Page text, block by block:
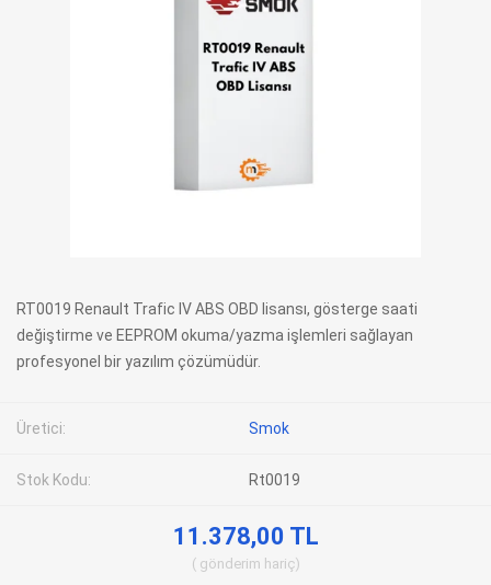
RT0019 Renault Trafic IV ABS OBD lisansı, gösterge saati
değiştirme ve EEPROM okuma/yazma işlemleri sağlayan
profesyonel bir yazılım çözümüdür.
Üretici: Smok
Stok Kodu: Rt0019
11.378,00 TL
gönderim hariç